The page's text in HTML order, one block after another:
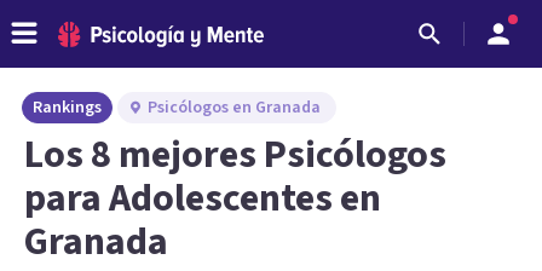
Rankings Psicólogos en Granada
Los 8 mejores Psicólogos
para Adolescentes en
Granada